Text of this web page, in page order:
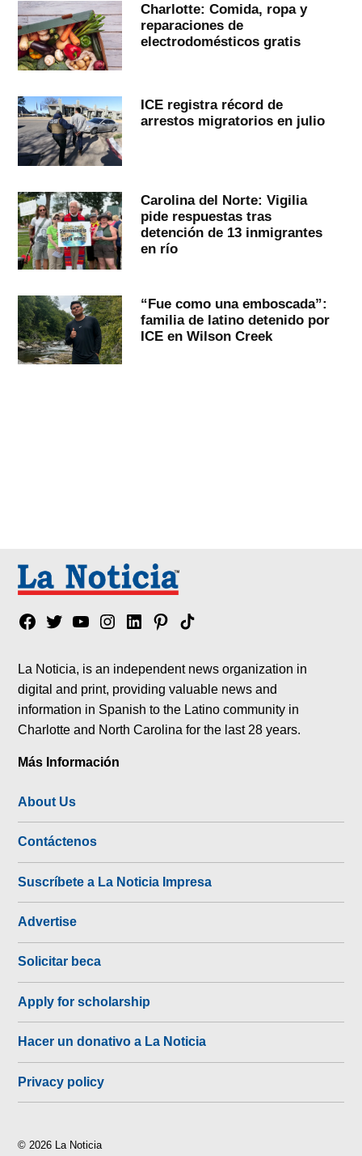
Charlotte: Comida, ropa y
reparaciones de
electrodomésticos gratis
ICE registra récord de
arrestos migratorios en julio
Carolina del Norte: Vigilia
pide respuestas tras
detención de 13 inmigrantes
en río
“Fue como una emboscada”:
familia de latino detenido por
ICE en Wilson Creek
Facebook
TwitterYouTubeInstagram
LinkedinPinterest
Tik
La Noticia, is an independent news organization in
digital and print, providing valuable news and
information in Spanish to the Latino community in
Charlotte and North Carolina for the last 28 years.
Más Información
About Us
Contáctenos
Suscríbete a La Noticia Impresa
Advertise
Solicitar beca
Apply for scholarship
Hacer un donativo a La Noticia
Privacy policy
© 2026 La Noticia